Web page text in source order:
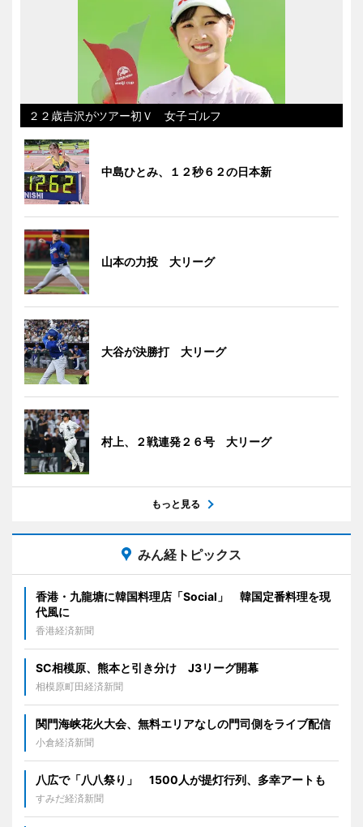
２２歳吉沢がツアー初Ｖ 女子ゴルフ
中島ひとみ、１２秒６２の日本新
山本の力投 大リーグ
大谷が決勝打 大リーグ
村上、２戦連発２６号 大リーグ
もっと見る
みん経トピックス
香港・九龍塘に韓国料理店「Social」 韓国定番料理を現
代風に
香港経済新聞
SC相模原、熊本と引き分け J3リーグ開幕
相模原町田経済新聞
関門海峡花火大会、無料エリアなしの門司側をライブ配信
小倉経済新聞
八広で「八八祭り」 1500人が提灯行列、多幸アートも
すみだ経済新聞